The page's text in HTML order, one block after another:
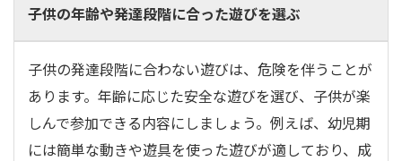
子供の年齢や発達段階に合った遊びを選ぶ
子供の発達段階に合わない遊びは、危険を伴うことが
あります。年齢に応じた安全な遊びを選び、子供が楽
しんで参加できる内容にしましょう。例えば、幼児期
には簡単な動きや遊具を使った遊びが適しており、成